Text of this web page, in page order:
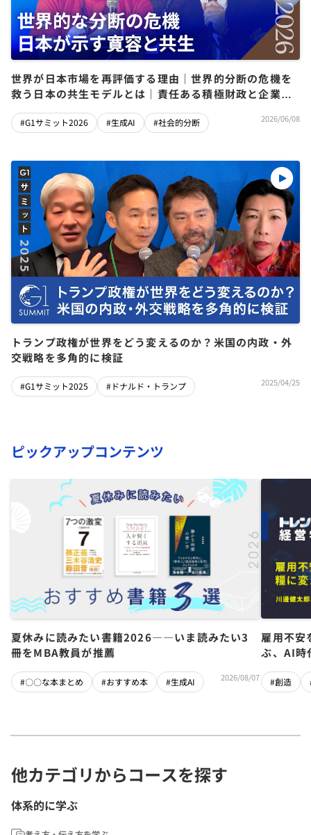
世界が日本市場を再評価する理由｜世界的分断の危機を
救う日本の共生モデルとは｜責任ある積極財政と企業変
人】
#G1サミット2026 #生成AI #社会的分断 2026/06/08
トランプ政権が世界をどう変えるのか？米国の内政・外
交戦略を多角的に検証
#G1サミット2025 #ドナルド・トランプ 2025/04/25
ピックアップコンテンツ
夏休みに読みたい書籍2026――いま読みたい3
冊をMBA教員が推薦
#〇〇な本まとめ #おすすめ本 #生成AI 2026/08/07
雇用不
ぶ、AI時
#創造
他カテゴリからコースを探す
体系的に学ぶ